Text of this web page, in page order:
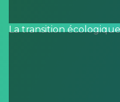
La transition écologique